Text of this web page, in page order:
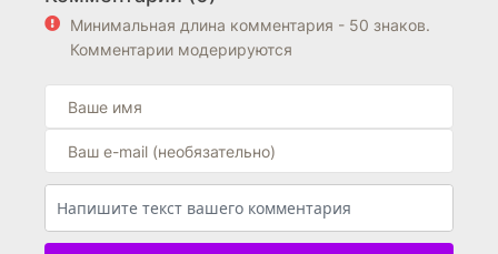
Минимальная длина комментария - 50 знаков.
Комментарии модерируются